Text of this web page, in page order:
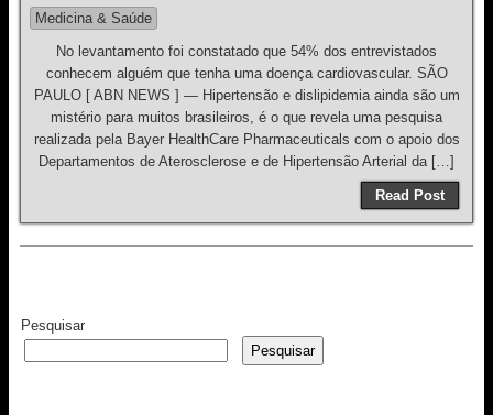
Medicina & Saúde
No levantamento foi constatado que 54% dos entrevistados
conhecem alguém que tenha uma doença cardiovascular. SÃO
PAULO [ ABN NEWS ] — Hipertensão e dislipidemia ainda são um
mistério para muitos brasileiros, é o que revela uma pesquisa
realizada pela Bayer HealthCare Pharmaceuticals com o apoio dos
Departamentos de Aterosclerose e de Hipertensão Arterial da […]
Read Post
Pesquisar
Pesquisar